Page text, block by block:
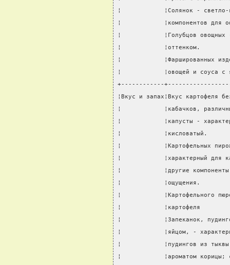
¦            ¦Солянок - светло-
¦            ¦компонентов для
¦            ¦Голубцов овощных -
¦            ¦оттенком.
¦            ¦Фаршированных
¦            ¦овощей и соуса с
+------------
¦Вкус и запах¦Вкус картофеля
¦            ¦кабачков,
¦            ¦капусты -
¦
¦            ¦Картофельных
¦            ¦характерный для
¦            ¦другие компоненты
¦            ¦ощущения.
¦            ¦Картофельного пюре
¦            ¦картофеля
¦            ¦Запеканок,
¦            ¦яйцом, -
¦            ¦пудингов из тыквы -
¦            ¦ароматом корицы;